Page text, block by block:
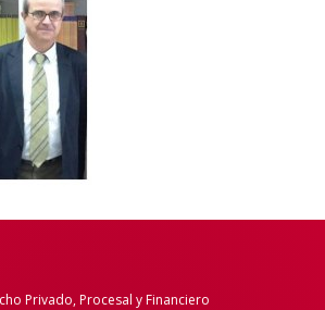
Privado, Procesal y Financiero